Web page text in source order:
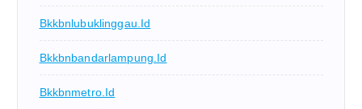
Bkkbnlubuklinggau.id
Bkkbnbandarlampung.id
Bkkbnmetro.id